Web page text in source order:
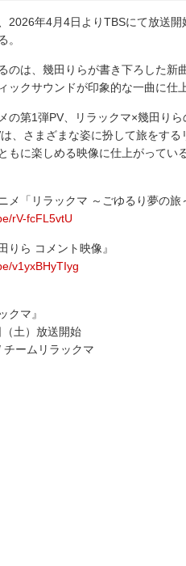
2026年4月4日よりTBSにて放送
。
のは、幾田りらが書き下ろした新
ックサウンドが印象的な一曲に仕
の第1弾PV、リラックマ×幾田り
、さまざまな姿に扮して旅をす
もに楽しめる映像に仕上がっている
メ「リラックマ ～ごゆるり夢の旅
rV-fcFL5vtU
りら コメント映像』
v1yxBHyTIyg
クマ』
土）放送開始
チームリラックマ